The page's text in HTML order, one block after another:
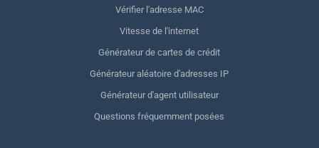
Vérifier l'adresse MAC
Vitesse de l'internet
Générateur de cartes de crédit
Générateur aléatoire d'adresses IP
Générateur d'agent utilisateur
Questions fréquemment posées